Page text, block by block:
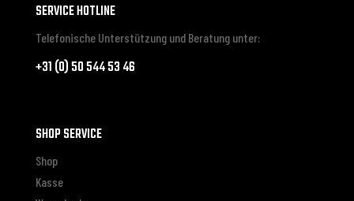
SERVICE HOTLINE
Telefonische Unterstützung und Beratung unter:
+31 (0) 50 544 53 46
SHOP SERVICE
Shop
Kasse